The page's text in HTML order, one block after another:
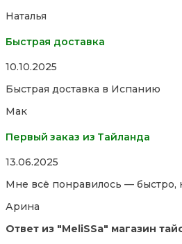
Наталья
Быстрая доставка
Rated
out
5
10.10.2025
Быстрая доставка в Испанию
Мак
Первый заказ из Тайланда
Rated
out
5
13.06.2025
Мне всё понравилось — быстро,
Арина
Ответ из "MeliSSa" магазин